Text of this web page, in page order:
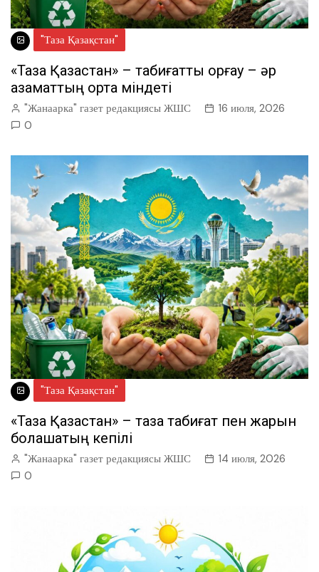
"Таза Қазақстан"
«Таза Қазақстан» – табиғатты қорғау – әр
азаматтың ортақ міндеті
"Жанаарка" газет редакциясы ЖШС
16 июля, 2026
0
"Таза Қазақстан"
«Таза Қазақстан» – таза табиғат пен жарқын
болашақтың кепілі
"Жанаарка" газет редакциясы ЖШС
14 июля, 2026
0